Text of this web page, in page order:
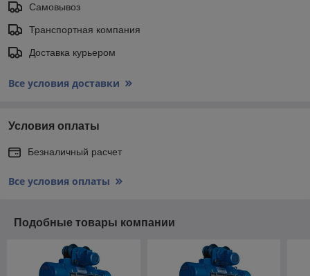
Самовывоз
Транспортная компания
Доставка курьером
Все условия доставки
Условия оплаты
Безналичный расчет
Все условия оплаты
Подобные товары компании